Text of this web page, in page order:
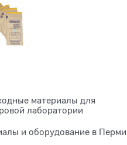
материалы для
лаборатории
и оборудование в Перми